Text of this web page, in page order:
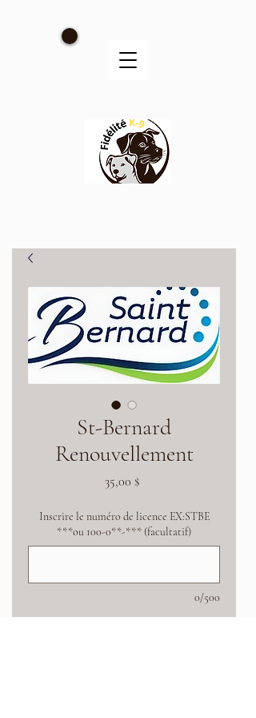
St-Bernard
Renouvellement
35,00 $Prix
Inscrire le numéro de licence EX:STBE
***ou 100-0**-*** (facultatif)
0/500